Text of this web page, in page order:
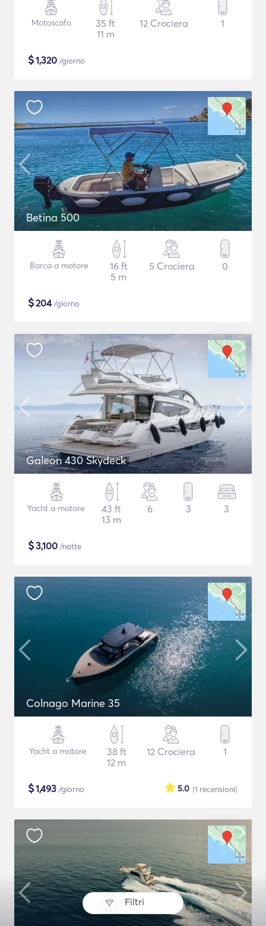
Filtri
Motoscafo
35 ft
11 m
12 Crociera 1
$1,320 /giorno
Betina 500
Barca a motore
16 ft
5 m
5 Crociera 0
$204/giorno
Galeon 430 Skydeck
Yacht a motore
43 ft
13 m
6 3 3
$3,100 /notte
Colnago Marine 35
Yacht a motore
38 ft
12 m
12 Crociera 1
$1,493 /giorno (1 recensioni)
5.0